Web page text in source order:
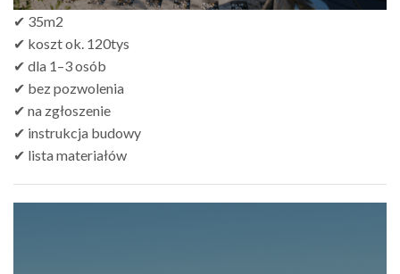
✔ 35m2
✔ koszt ok. 120tys
✔ dla 1–3 osób
✔ bez pozwolenia
✔ na zgłoszenie
✔ instrukcja budowy
✔ lista materiałów